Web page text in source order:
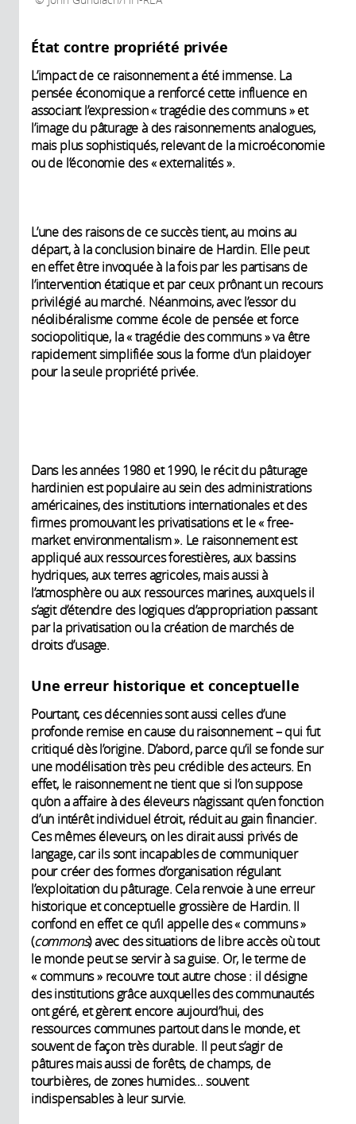
État contre propriété privée
L’impact de ce raisonnement a été immense. La
pensée économique a renforcé cette influence en
associant l’expression « tragédie des communs » et
l’image du pâturage à des raisonnements analogues,
mais plus sophistiqués, relevant de la microéconomie
ou de l’économie des « externalités ».
L’une des raisons de ce succès tient, au moins au
départ, à la conclusion binaire de Hardin. Elle peut
en effet être invoquée à la fois par les partisans de
l’intervention étatique et par ceux prônant un recours
privilégié au marché. Néanmoins, avec l’essor du
néolibéralisme comme école de pensée et force
sociopolitique, la « tragédie des communs » va être
rapidement simplifiée sous la forme d’un plaidoyer
pour la seule propriété privée.
Dans les années 1980 et 1990, le récit du pâturage
hardinien est populaire au sein des administrations
américaines, des institutions internationales et des
firmes promouvant les privatisations et le « free-
market environmentalism ». Le raisonnement est
appliqué aux ressources forestières, aux bassins
hydriques, aux terres agricoles, mais aussi à
l’atmosphère ou aux ressources marines, auxquels il
s’agit d’étendre des logiques d’appropriation passant
par la privatisation ou la création de marchés de
droits d’usage.
Une erreur historique et conceptuelle
Pourtant, ces décennies sont aussi celles d’une
profonde remise en cause du raisonnement – qui fut
critiqué dès l’origine. D’abord, parce qu’il se fonde sur
une modélisation très peu crédible des acteurs. En
effet, le raisonnement ne tient que si l’on suppose
qu’on a affaire à des éleveurs n’agissant qu’en fonction
d’un intérêt individuel étroit, réduit au gain financier.
Ces mêmes éleveurs, on les dirait aussi privés de
langage, car ils sont incapables de communiquer
pour créer des formes d’organisation régulant
l’exploitation du pâturage. Cela renvoie à une erreur
historique et conceptuelle grossière de Hardin. Il
confond en effet ce qu’il appelle des « communs »
(commons) avec des situations de libre accès où tout
le monde peut se servir à sa guise. Or, le terme de
« communs » recouvre tout autre chose : il désigne
des institutions grâce auxquelles des communautés
ont géré, et gèrent encore aujourd’hui, des
ressources communes partout dans le monde, et
souvent de façon très durable. Il peut s’agir de
pâtures mais aussi de forêts, de champs, de
tourbières, de zones humides… souvent
indispensables à leur survie.